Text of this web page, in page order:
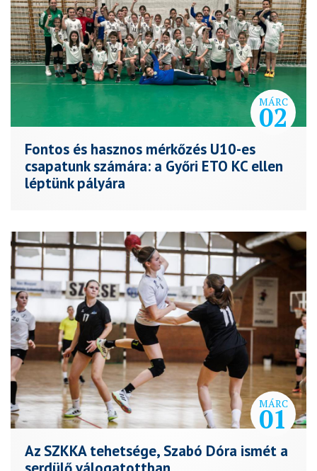
MÁRC
02
Fontos és hasznos mérkőzés U10-es
csapatunk számára: a Győri ETO KC ellen
léptünk pályára
MÁRC
01
Az SZKKA tehetsége, Szabó Dóra ismét a